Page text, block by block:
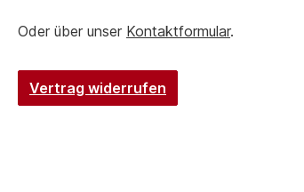
Oder über unser Kontaktformular.
Vertrag widerrufen